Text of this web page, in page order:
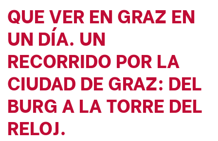
QUE VER EN GRAZ EN
UN DÍA. UN
RECORRIDO POR LA
CIUDAD DE GRAZ: DEL
BURG A LA TORRE DEL
RELOJ.